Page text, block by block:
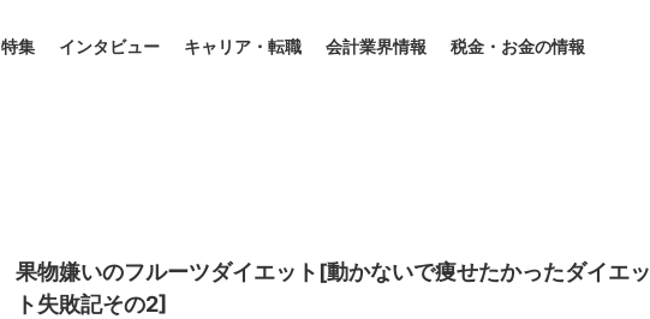
特集 インタビュー キャリア・転職 会計業界情報 税金・お金の情報
果物嫌いのフルーツダイエット[動かないで痩せたかったダイエッ
ト失敗記その2]